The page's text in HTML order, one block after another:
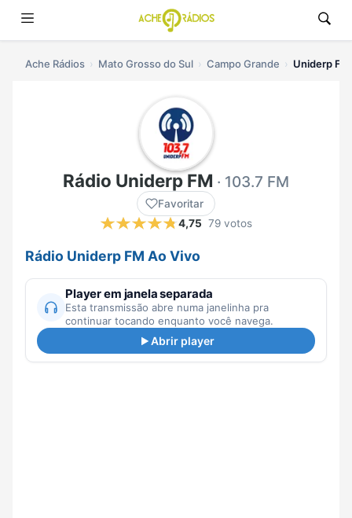
Ache Rádios Mato Grosso do Sul Campo Grande Uniderp
Rádio Uniderp FM · 103.7 FM
Favoritar
4,75 79 votos
Rádio Uniderp FM Ao Vivo
Player em janela separada
Esta transmissão abre numa janelinha pra
continuar tocando enquanto você navega.
Abrir player